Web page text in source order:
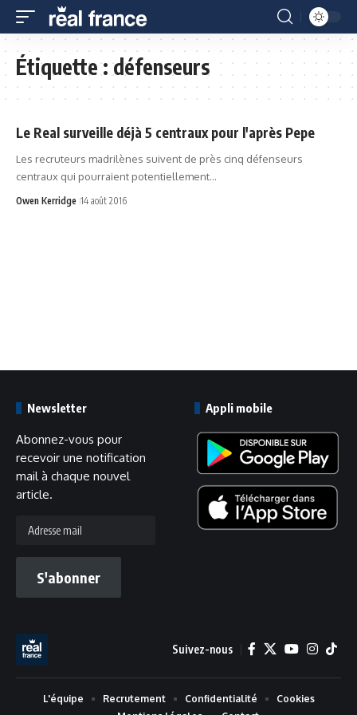
Étiquette :défenseurs
Le Real surveille déjà 5 centraux pour l'après Pepe
Les recruteurs madrilènes suivent de près cinq défenseurs
centraux qui pourraient potentiellement…
Owen Kerridge 14 août 2016
Newsletter
Abonnez-vous pour
recevoir une notification
mail à chaque nouvel
article.
mail
S'abonner
Appli mobile
Suivez-nous
L'équipe Recrutement Confidentialité
Cookies